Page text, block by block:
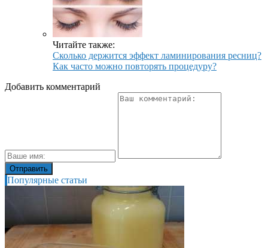
Читайте также:
Сколько держится эффект ламинирования ресниц?
Как часто можно повторять процедуру?
Добавить комментарий
Популярные статьи